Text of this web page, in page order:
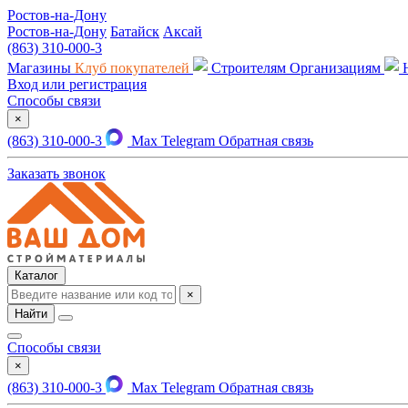
Ростов-на-Дону
Ростов-на-Дону Батайск Аксай
(863) 310-000-3
Магазины Клуб покупателей Строителям Организациям
Вход или регистрация
Способы связи
×
(863) 310-000-3 Max Telegram Обратная связь
Заказать звонок
Каталог
×
Найти
Способы связи
×
(863) 310-000-3 Max Telegram Обратная связь